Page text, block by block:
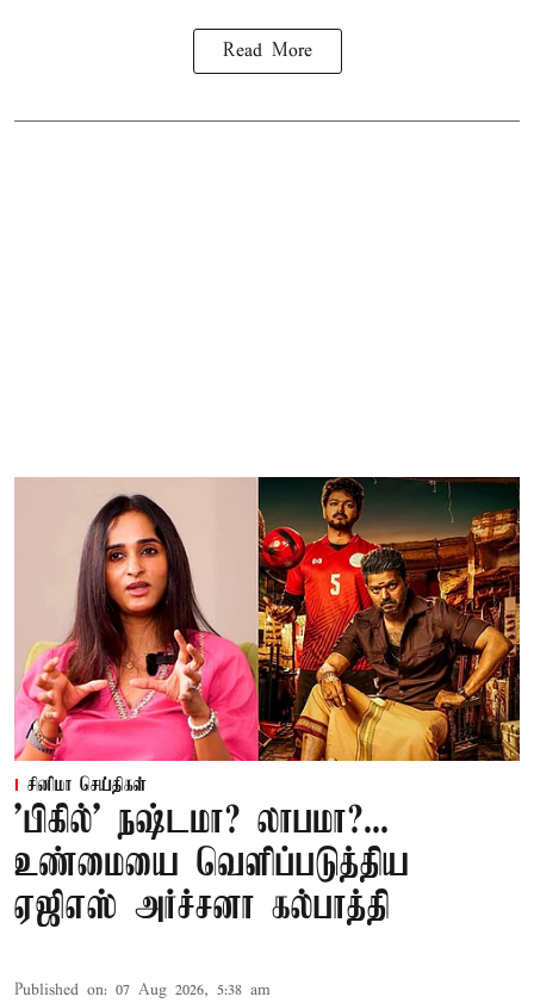
Read More
சினிமா செய்திகள்
'பிகில்' நஷ்டமா? லாபமா?...
உண்மையை வெளிப்படுத்திய
ஏஜிஎஸ் அர்ச்சனா கல்பாத்தி
Published on: 07 Aug 2026, 5:38 am